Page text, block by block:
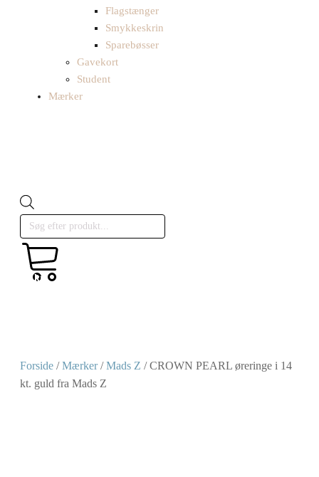
Flagstænger
Smykkeskrin
Sparebøsser
Gavekort
Student
Mærker
Products
search
0,00
kr.
Forside /Mærker/Mads Z / CROWN PEARL øreringe i 14
kt. guld fra Mads Z